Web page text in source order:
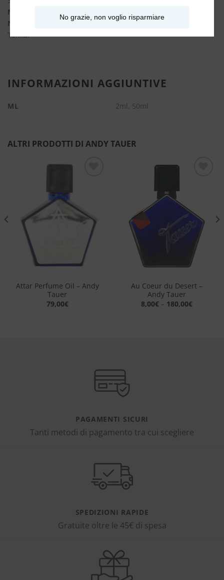
Note di cuore:
Note di fondo:
Legno di cedro, Vetiver, Sandalo, Mirra e
Tonka.
INFORMAZIONI AGGIUNTIVE
ML 2ml, 50ml
ALTRI PRODOTTI DI ANDY TAUER
desideri
Attar Perfume Oil – Andy
Tauer
79,00€
desideri
Au Coeur du Desert –
Andy Tauer
8,00€ – 180,00€
PAGAMENTI SICURI
Tanti metodi di pagamento tra cui scegliere
SPEDIZIONI RAPIDE
Gratuite oltre le 45€ di spesa
No grazie, non voglio risparmiare